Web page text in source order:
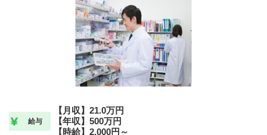
給与
【月収】21.0万円
【年収】500万円
【時給】2,000円～